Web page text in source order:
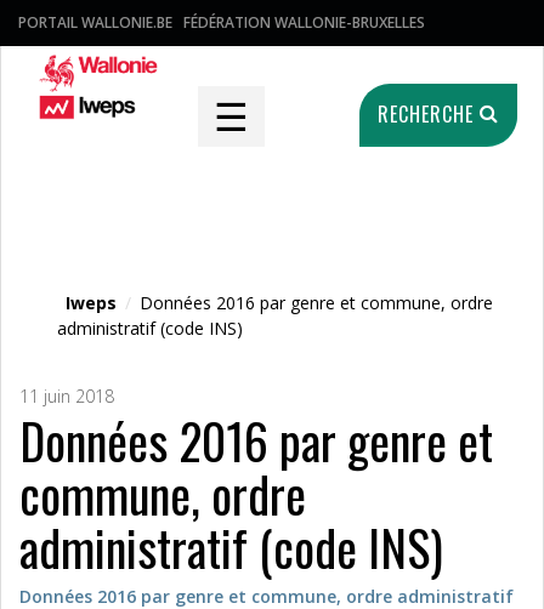
PORTAIL WALLONIE.BE FÉDÉRATION WALLONIE-BRUXELLES
☰ RECHERCHE
Iweps / Données 2016 par genre et commune, ordre
administratif (code INS)
11 juin 2018
Données 2016 par genre et
commune, ordre
administratif (code INS)
Données 2016 par genre et commune, ordre administratif